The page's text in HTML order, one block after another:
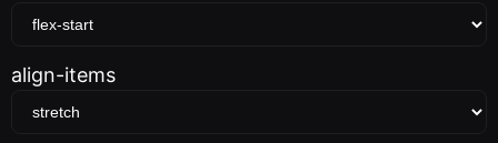
align-items